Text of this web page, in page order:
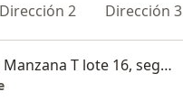
Dirección 2 Dirección 3
Calle Sideritas, Manzana T lote 16, segundo piso, Urbanización Rosario del Norte, Los Olivos